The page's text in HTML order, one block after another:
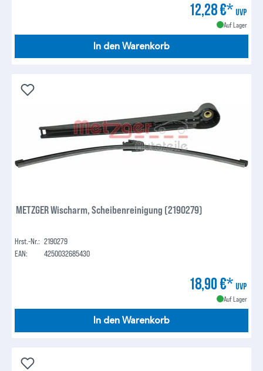
12,28 €* UVP
Auf Lager
In den Warenkorb
METZGER Wischarm, Scheibenreinigung (2190279)
Hrst.-Nr.: 2190279
EAN:
4250032685430
18,90 €* UVP
Auf Lager
In den Warenkorb